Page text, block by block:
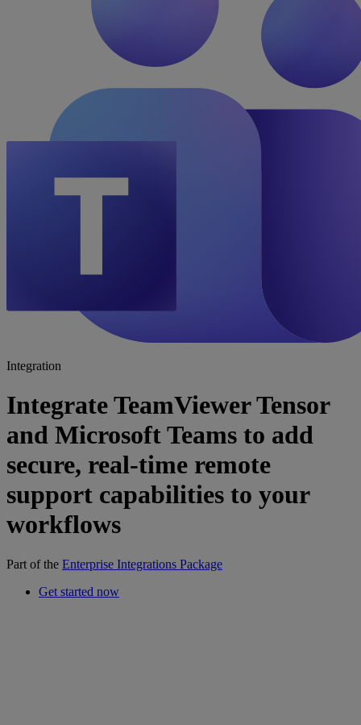
Integration
Integrate TeamViewer Tensor
and Microsoft Teams to add
secure, real-time remote
support capabilities to your
workflows
Part of the Enterprise Integrations Package
Get started now